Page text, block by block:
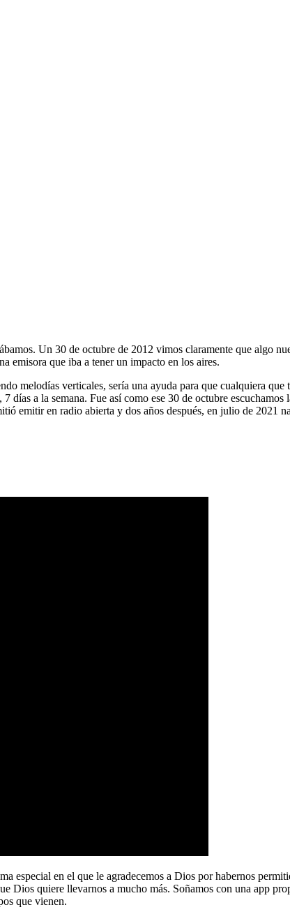
Un 30 de octubre de 2012 vimos claramente que algo
emisora que iba a tener un impacto en los aires.
melodías verticales, sería una ayuda para que cualquiera
días a la semana. Fue así como ese 30 de octubre
emitir en radio abierta y dos años después, en julio de 2021
especial en el que le agradecemos a Dios por habernos
Dios quiere llevarnos a mucho más. Soñamos con una app
que vienen.